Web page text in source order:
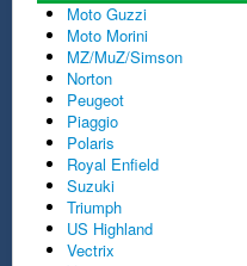
Moto Guzzi
Moto Morini
MZ/MuZ/Simson
Norton
Peugeot
Piaggio
Polaris
Royal Enfield
Suzuki
Triumph
US Highland
Vectrix